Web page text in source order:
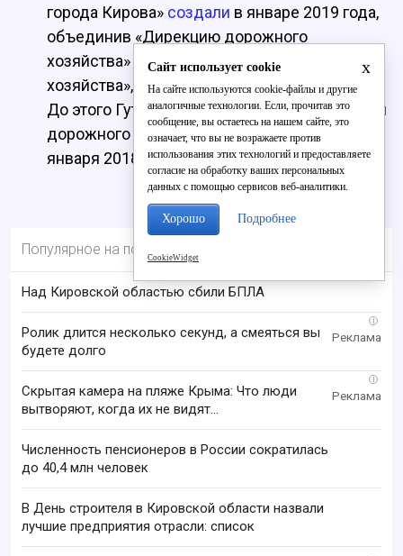
города Кирова» создали в январе 2019 года,
объединив «Дирекцию дорожного
хозяйства» и «Дирекцию зелёного
хозяйства», возглавил МКУ Альберт Гутнов.
До этого Гутновбылначальником «Дирекции
дорожного хозяйства города Кирова» - с 29
января 2018 года.
Популярное на портале
Над Кировской областью сбили БПЛА
i
Ролик длится несколько секунд, а смеяться вы
будете долго
i
Скрытая камера на пляже Крыма: Что люди
вытворяют, когда их не видят...
Численность пенсионеров в России сократилась
до 40,4 млн человек
В День строителя в Кировской области назвали
лучшие предприятия отрасли: список
x
Сайт использует cookie
На сайте используются cookie-файлы и другие
аналогичные технологии. Если, прочитав это
сообщение, вы остаетесь на нашем сайте, это
означает, что вы не возражаете против
использования этих технологий и предоставляете
согласие на обработку ваших персональных
данных с помощью сервисов веб-аналитики.
Хорошо Подробнее
CookieWidget